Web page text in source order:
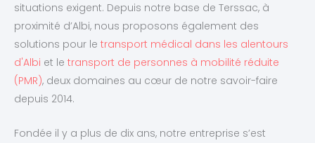
situations exigent. Depuis notre base de Terssac, à
proximité d’Albi, nous proposons également des
solutions pour le transport médical dans les alentours
d'Albi et le transport de personnes à mobilité réduite
(PMR), deux domaines au cœur de notre savoir-faire
depuis 2014.
Fondée il y a plus de dix ans, notre entreprise s’est